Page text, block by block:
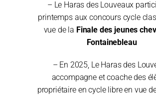
– Le Haras des Louveaux
printemps aux concours cycle
vue de la Finale des jeunes
Fontainebleau
– En 2025, Le Haras des
accompagne et coache des
propriétaire en cycle libre en vue